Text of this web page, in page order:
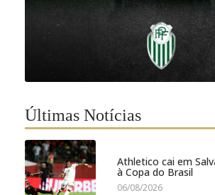
Últimas Notícias
Athletico cai em
à Copa do Brasil
06/08/2026